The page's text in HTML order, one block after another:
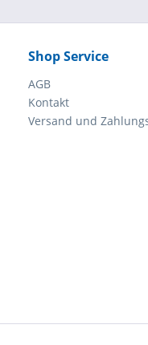
Shop Service
AGB
Kontakt
Versand und